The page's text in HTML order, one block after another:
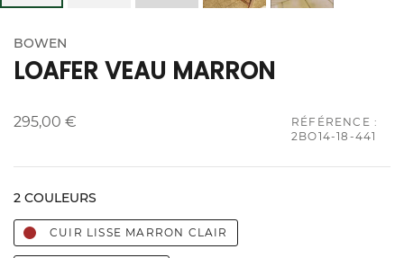
BOWEN
LOAFER VEAU MARRON
295,00 €
RÉFÉRENCE :
2BO14-18-441
2 COULEURS
CUIR LISSE MARRON CLAIR